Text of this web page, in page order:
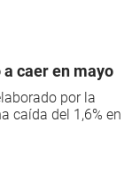
caer en mayo
por la
caída del 1,6% en